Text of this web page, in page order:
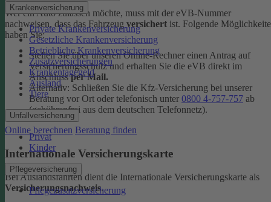
Krankenversicherung
Private Krankenversicherung
Gesetzliche Krankenversicherung
Betriebliche Krankenversicherung
Zusatzversicherungen
Krankentagegeld
Ausland
Tiere
Unfallversicherung
Privat
Kinder
Pflegeversicherung
Pflegezusatzversicherung
Wer ein Auto zulassen möchte, muss mit der eVB-Nummer
nachweisen, dass das Fahrzeug versichert ist. Folgende
haben Sie:
Stellen Sie über unseren Online-Rechner einen Antrag auf
Versicherungsschutz und erhalten Sie die eVB direkt im
Anschlussper Mail.
Alternativ: Schließen Sie die Kfz-​Versicherung bei unserer
Beratung vor Ort oder telefonisch unter 0800 4-​757-757 ab
(gebührenfrei aus dem deutschen Telefonnetz).
Online berechnen Beratung finden
Internationale Versicherungskarte
Bei Auslandsfahrten dient die Internationale Versicherungskarte als
Versicherungsnachweis.